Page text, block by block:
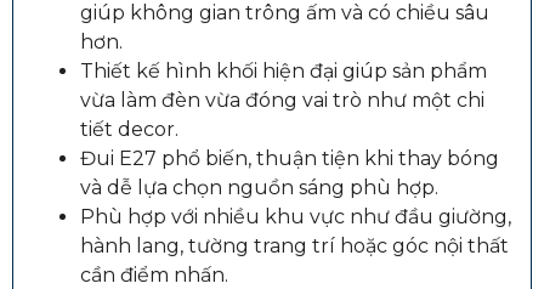
giúp không gian trông ấm và có chiều sâu
hơn.
Thiết kế hình khối hiện đại giúp sản phẩm
vừa làm đèn vừa đóng vai trò như một chi
tiết decor.
Đui E27 phổ biến, thuận tiện khi thay bóng
và dễ lựa chọn nguồn sáng phù hợp.
Phù hợp với nhiều khu vực như đầu giường,
hành lang, tường trang trí hoặc góc nội thất
cần điểm nhấn.